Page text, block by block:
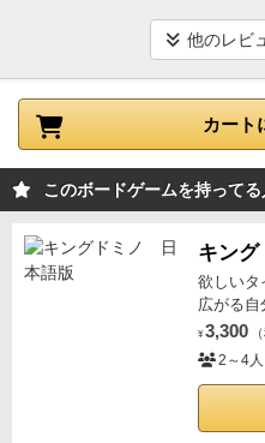
色ある皮ブロック
ーム慣れしている
り面白いと思います
イ性の高さも垣間見
は、内容物の割に箱
ていたら、個人的
他のレビ
カート
このボードゲームを持って
キング
欲しいタ
広がる自
¥ 3,300
2～4人